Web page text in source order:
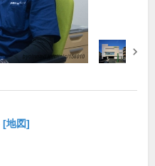
[地図]